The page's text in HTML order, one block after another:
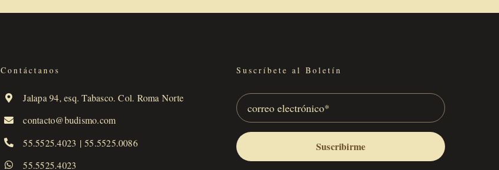
Contáctanos
Jalapa 94, esq. Tabasco. Col. Roma Norte
contacto@budismo.com
55.5525.4023 |55.5525.0086
55.5525.4023
Suscríbete al Boletín
Suscribirme